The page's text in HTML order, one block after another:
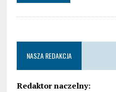
NASZA REDAKCJA
Redaktor naczelny: